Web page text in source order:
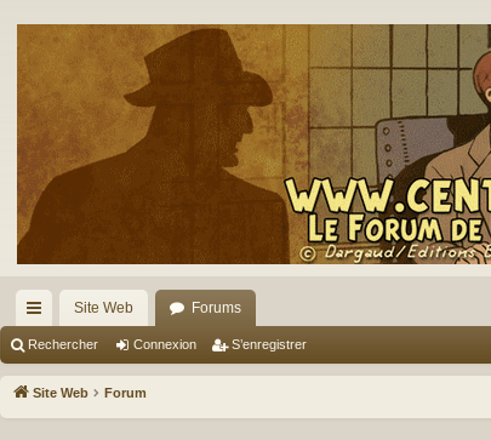
cc
ès
ra
Site Web Forums
Rechercher Connexion S’enregistrer
Site Web Forum